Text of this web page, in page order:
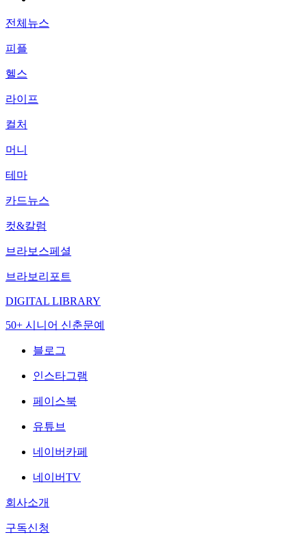
전체뉴스
피플
헬스
라이프
컬처
머니
테마
카드뉴스
컷&칼럼
브라보스페셜
브라보리포트
DIGITAL LIBRARY
50+ 시니어 신춘문예
블로그
인스타그램
페이스북
유튜브
네이버카페
네이버TV
회사소개
구독신청